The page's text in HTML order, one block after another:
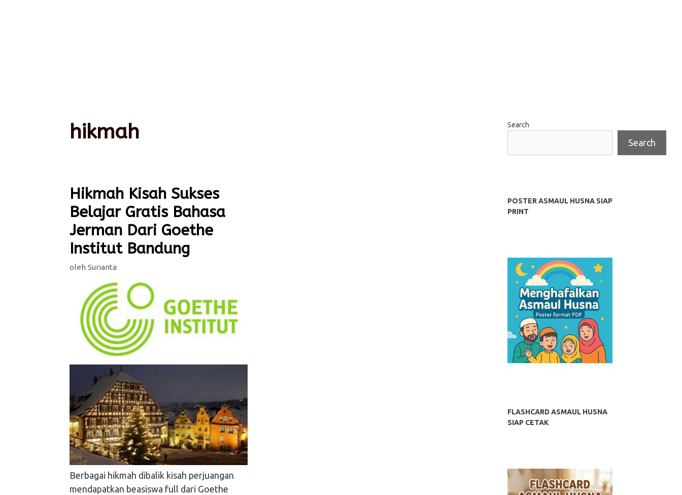
hikmah
Hikmah Kisah Sukses
Belajar Gratis Bahasa
Jerman Dari Goethe
Institut Bandung
oleh Surianta
Berbagai hikmah dibalik kisah perjuangan
mendapatkan beasiswa full dari Goethe
Search
Search
POSTER ASMAUL HUSNA SIAP
PRINT
FLASHCARD ASMAUL HUSNA
SIAP CETAK